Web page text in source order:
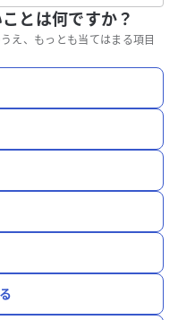
とは何ですか？
え、もっとも当てはまる項目